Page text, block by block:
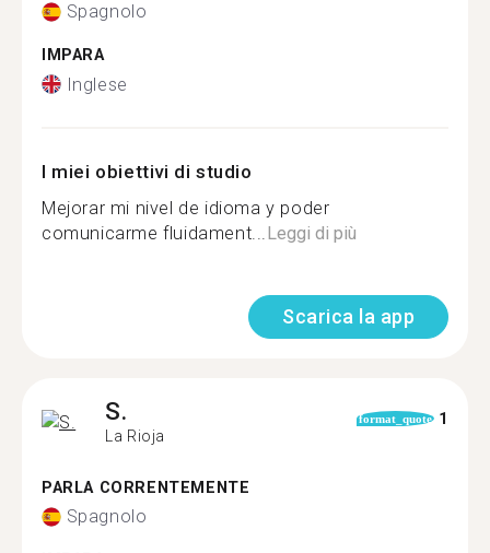
Spagnolo
IMPARA
Inglese
I miei obiettivi di studio
Mejorar mi nivel de idioma y poder
comunicarme fluidament... Leggi di più
Scarica la app
S.
La Rioja
format_quote 1
PARLA CORRENTEMENTE
Spagnolo